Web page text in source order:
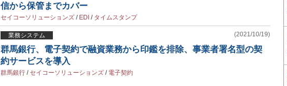
信から保管までカバー
セイコーソリューションズ / EDI / タイムスタンプ
業務システム (2021/10/19)
群馬銀行、電子契約で融資業務から印鑑を排除、事業者署名型の契
約サービスを導入
群馬銀行 / セイコーソリューションズ / 電子契約